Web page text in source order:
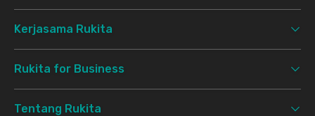
Kerjasama Rukita
Rukita for Business
Tentang Rukita